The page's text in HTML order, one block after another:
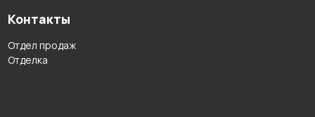
Контакты
Отдел продаж
Отделка